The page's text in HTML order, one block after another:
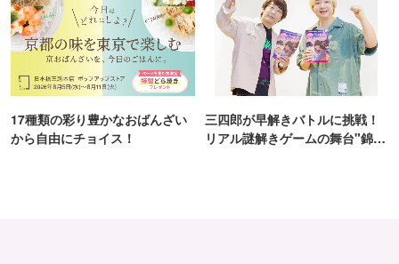
◆SNOWS 2024‐2025 LINEUP
商品名：スノーサンド
内容量／価格
・5個入（白／黒）各1,053円
・16個入（白と黒 各8個入）3,645円
17種類の彩り豊かなおばんざい
から自由にチョイス！
三四郎が早解きバトルに挑戦！
リアル謎解きゲームの舞台"錦糸